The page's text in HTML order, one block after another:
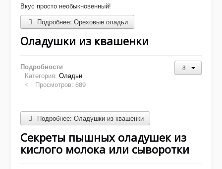
Вкус просто необыкновенный!
Подробнее: Ореховые оладьи
Оладушки из квашенки
Подробности
Категория: Оладьи
Просмотров: 689
Подробнее: Оладушки из квашенки
Секреты пышных оладушек из
кислого молока или сыворотки